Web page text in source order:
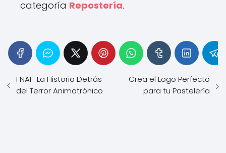
categoría Repostería.
FNAF: La Historia Detrás
del Terror Animatrónico
Crea el Logo Perfecto
para tu Pastelería